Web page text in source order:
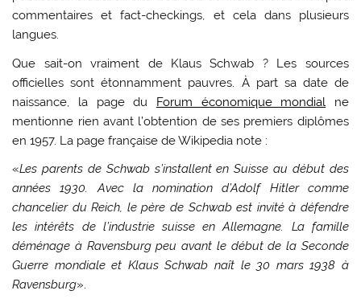
commentaires et fact-checkings, et cela dans plusieurs
langues.
Que sait-on vraiment de Klaus Schwab ? Les sources
officielles sont étonnamment pauvres. À part sa date de
naissance, la page du Forum économique mondial ne
mentionne rien avant l’obtention de ses premiers diplômes
en 1957. La page française de Wikipedia note :
«Les parents de Schwab s’installent en Suisse au début des
années 1930. Avec la nomination d’Adolf Hitler comme
chancelier du Reich, le père de Schwab est invité à défendre
les intérêts de l’industrie suisse en Allemagne. La famille
déménage à Ravensburg peu avant le début de la Seconde
Guerre mondiale et Klaus Schwab naît le 30 mars 1938 à
Ravensburg».